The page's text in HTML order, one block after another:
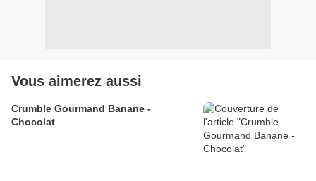
Vous aimerez aussi
Crumble Gourmand Banane -
Chocolat